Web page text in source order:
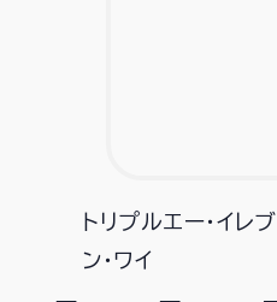
トリプルエー・イレブ
ン・ワイ